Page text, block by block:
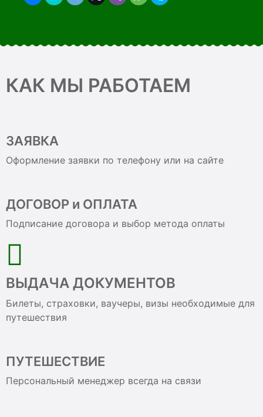
КАК МЫ РАБОТАЕМ
ЗАЯВКА
Оформление заявки по телефону или на сайте
ДОГОВОР и ОПЛАТА
Подписание договора и выбор метода оплаты
ВЫДАЧА ДОКУМЕНТОВ
Билеты, страховки, ваучеры, визы необходимые для
путешествия
ПУТЕШЕСТВИЕ
Персональный менеджер всегда на связи